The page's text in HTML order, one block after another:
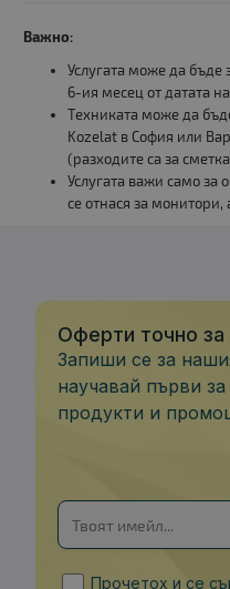
Важно:
Услугата може да бъде
6-ия месец от датата
Техниката може да
Kozelat в София или
(разходите са за
Услугата важи само за
се отнася за монитори,
Оферти точно за
Запиши се за
научавай първи
продукти и
Прочетох и се